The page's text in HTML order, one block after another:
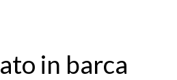
in barca